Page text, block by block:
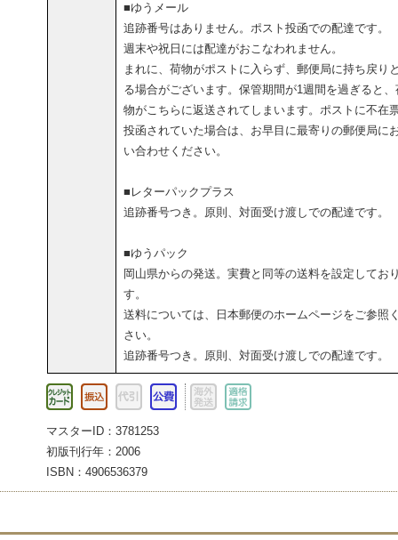
■ゆうメール
追跡番号はありません。ポスト投函での配達です。
週末や祝日には配達がおこなわれません。
まれに、荷物がポストに入らず、郵便局に持ち戻り
る場合がございます。保管期間が1週間を過ぎると、
物がこちらに返送されてしまいます。ポストに不在
投函されていた場合は、お早目に最寄りの郵便局に
い合わせください。
■レターパックプラス
追跡番号つき。原則、対面受け渡しでの配達です。
■ゆうパック
岡山県からの発送。実費と同等の送料を設定してお
す。
送料については、日本郵便のホームページをご参照
さい。
追跡番号つき。原則、対面受け渡しでの配達です。
マスターID：3781253
初版刊行年：2006
ISBN：4906536379